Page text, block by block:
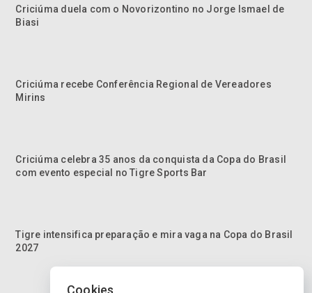
Criciúma duela com o Novorizontino no Jorge Ismael de
Biasi
Criciúma recebe Conferência Regional de Vereadores
Mirins
Criciúma celebra 35 anos da conquista da Copa do Brasil
com evento especial no Tigre Sports Bar
Tigre intensifica preparação e mira vaga na Copa do Brasil
2027
Cookies